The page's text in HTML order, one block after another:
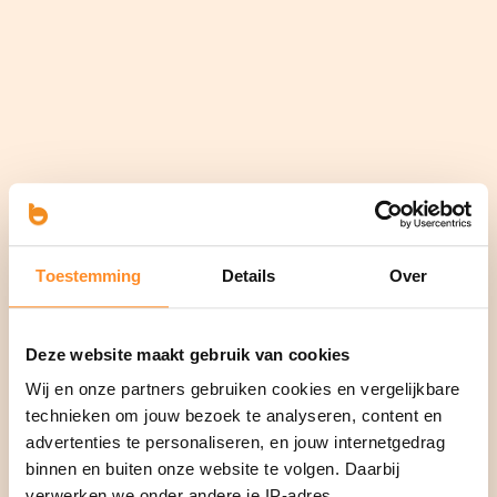
Toestemming Details Over
Deze website maakt gebruik van cookies
Wij en onze partners gebruiken cookies en vergelijkbare
technieken om jouw bezoek te analyseren, content en
advertenties te personaliseren, en jouw internetgedrag
binnen en buiten onze website te volgen. Daarbij